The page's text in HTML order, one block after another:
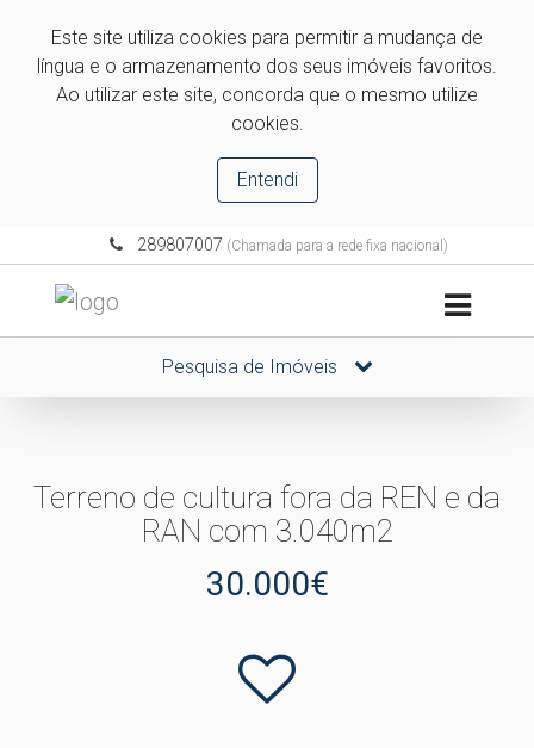
Este site utiliza cookies para permitir a mudança de
língua e o armazenamento dos seus imóveis favoritos.
Ao utilizar este site, concorda que o mesmo utilize
cookies.
Entendi
289807007 (Chamada para a rede fixa nacional)
Pesquisa de Imóveis
Terreno de cultura fora da REN e da
RAN com 3.040m2
30.000€